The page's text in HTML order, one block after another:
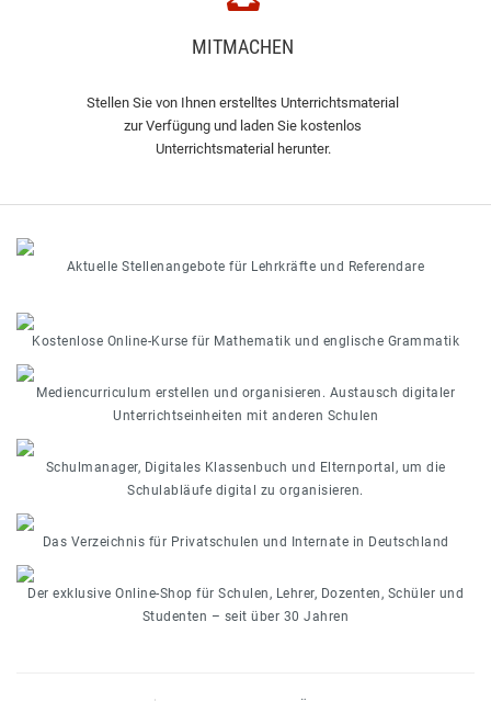
MITMACHEN
Stellen Sie von Ihnen erstelltes Unterrichtsmaterial
zur Verfügung und laden Sie kostenlos
Unterrichtsmaterial herunter.
Aktuelle Stellenangebote für Lehrkräfte und Referendare
Kostenlose Online-Kurse für Mathematik und englische Grammatik
Mediencurriculum erstellen und organisieren. Austausch digitaler
Unterrichtseinheiten mit anderen Schulen
Schulmanager, Digitales Klassenbuch und Elternportal, um die
Schulabläufe digital zu organisieren.
Das Verzeichnis für Privatschulen und Internate in Deutschland
Der exklusive Online-Shop für Schulen, Lehrer, Dozenten, Schüler und
Studenten – seit über 30 Jahren